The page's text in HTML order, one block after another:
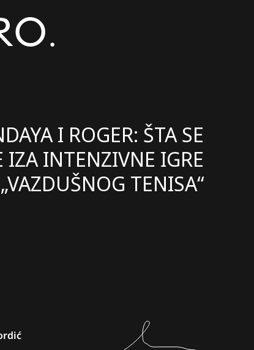
I ROGER: ŠTA SE
IZA INTENZIVNE IGRE
„VAZDUŠNOG TENISA“